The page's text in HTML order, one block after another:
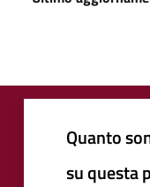
Quanto
su questa